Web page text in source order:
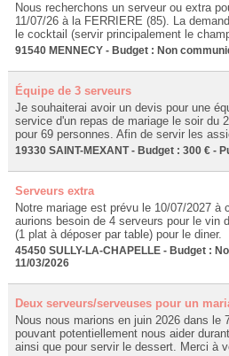
Nous recherchons un serveur ou extra
11/07/26 à la FERRIERE (85). La
le cocktail (servir principalement le
91540 MENNECY - Budget : Non
Équipe de 3 serveurs
Je souhaiterai avoir un devis pour une
service d'un repas de mariage le soir du
pour 69 personnes. Afin de servir les
19330 SAINT-MEXANT - Budget : 300 € -
Serveurs extra
Notre mariage est prévu le 10/07/2027 à
aurions besoin de 4 serveurs pour le vin
(1 plat à déposer par table) pour le diner.
45450 SULLY-LA-CHAPELLE - Budget :
11/03/2026
Deux serveurs/serveuses pour un
Nous nous marions en juin 2026 dans le
pouvant potentiellement nous aider
ainsi que pour servir le dessert. Merci à